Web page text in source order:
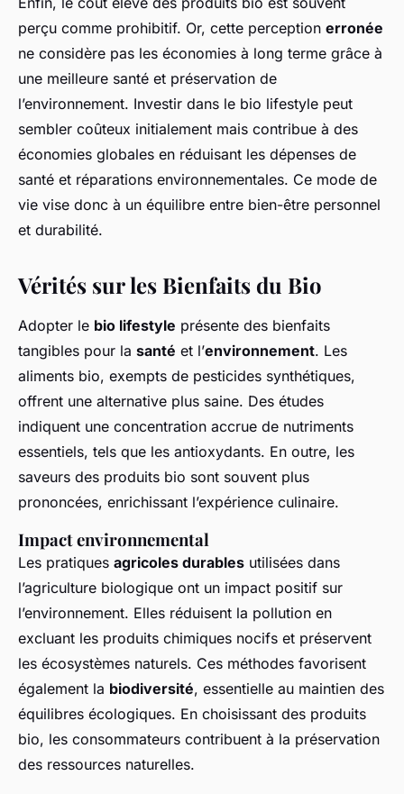
perçu comme prohibitif. Or, cette perception erronée
ne considère pas les économies à long terme grâce à
une meilleure santé et préservation de
l’environnement. Investir dans le bio lifestyle peut
sembler coûteux initialement mais contribue à des
économies globales en réduisant les dépenses de
santé et réparations environnementales. Ce mode de
vie vise donc à un équilibre entre bien-être personnel
et durabilité.
Vérités sur les Bienfaits du Bio
Adopter le bio lifestyle présente des bienfaits
tangibles pour la santé et l’environnement. Les
aliments bio, exempts de pesticides synthétiques,
offrent une alternative plus saine. Des études
indiquent une concentration accrue de nutriments
essentiels, tels que les antioxydants. En outre, les
saveurs des produits bio sont souvent plus
prononcées, enrichissant l’expérience culinaire.
Impact environnemental
Les pratiques agricoles durables utilisées dans
l’agriculture biologique ont un impact positif sur
l’environnement. Elles réduisent la pollution en
excluant les produits chimiques nocifs et préservent
les écosystèmes naturels. Ces méthodes favorisent
également la biodiversité, essentielle au maintien des
équilibres écologiques. En choisissant des produits
bio, les consommateurs contribuent à la préservation
des ressources naturelles.